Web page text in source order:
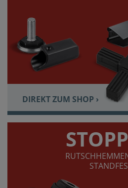
DIREKT ZUM SHOP ›